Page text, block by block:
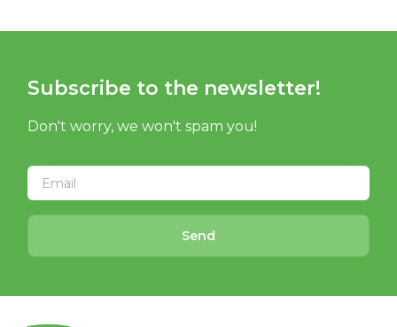
Subscribe to the newsletter!
Don't worry, we won't spam you!
Send